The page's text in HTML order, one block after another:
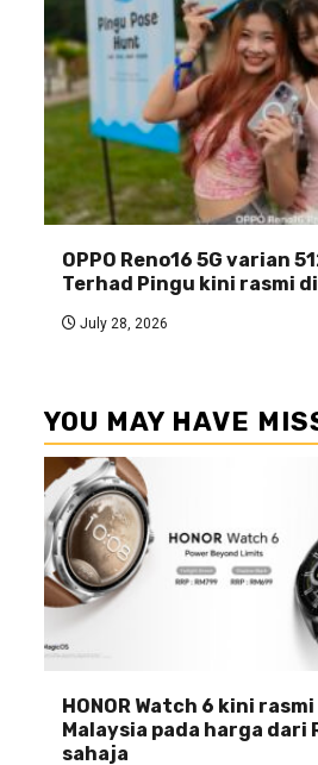
OPPO Reno16 5G varian
Terhad Pingu kini rasmi
July 28, 2026
YOU MAY HAVE
HONOR Watch 6 kini rasmi
Malaysia pada harga dari
sahaja